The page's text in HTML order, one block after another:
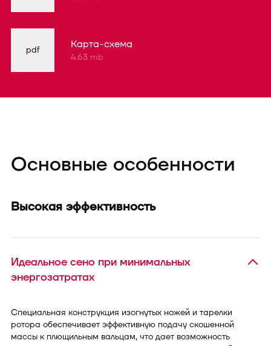
pdf Карта-схема
4.63 mb
Основные особенности
Высокая эффективность
Идеальное сено при минимальных
энергозатратах
Специальная конструкция изогнутых ножей и тарелки
ротора обеспечивает эффективную подачу скошенной
массы к плющильным вальцам, что дает возможность